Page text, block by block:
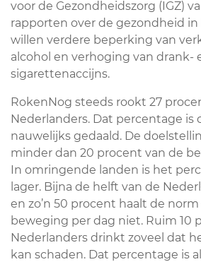
voor de Gezondheidszorg (IGZ)
rapporten over de gezondheid in
willen verdere beperking van
alcohol en verhoging van drank-
sigarettenaccijns.
RokenNog steeds rookt 27
Nederlanders. Dat percentage is
nauwelijks gedaald. De
minder dan 20 procent van de
In omringende landen is het
lager. Bijna de helft van de
en zo’n 50 procent haalt de
beweging per dag niet. Ruim 10
Nederlanders drinkt zoveel dat
kan schaden. Dat percentage is